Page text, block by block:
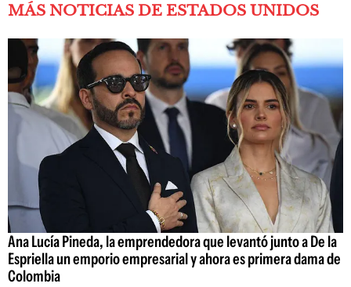
MÁS NOTICIAS DE ESTADOS UNIDOS
Ana Lucía Pineda, la emprendedora que levantó junto a De la
Espriella un emporio empresarial y ahora es primera dama de
Colombia